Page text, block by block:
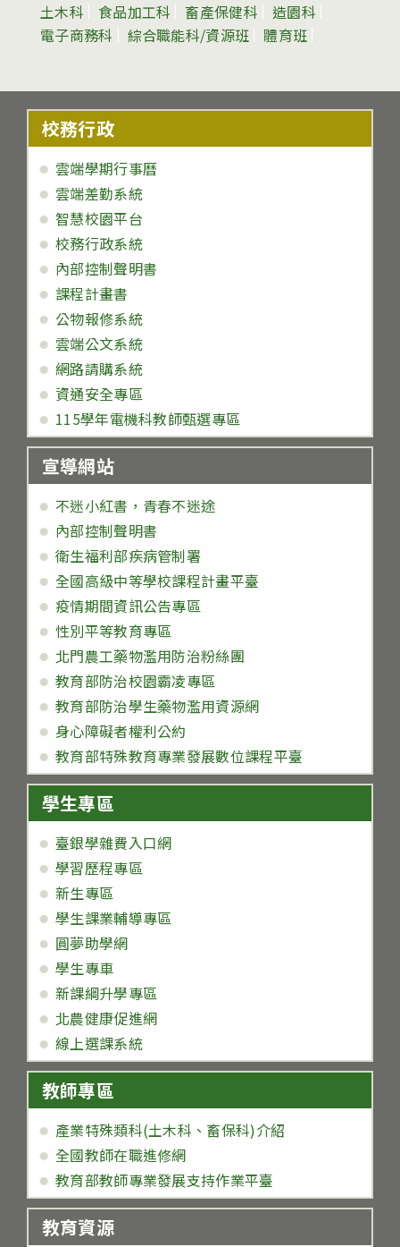
土木科 食品加工科 畜產保健科
造園科
電子商務科
綜合職能科/資源班 體育班
校務行政
雲端學期行事曆
雲端差勤系統
智慧校園平台
校務行政系統
內部控制聲明書
課程計畫書
公物報修系統
雲端公文系統
網路請購系統
資通安全專區
115學年電機科教師甄選專區
宣導網站
不迷小紅書，青春不迷途
內部控制聲明書
衛生福利部疾病管制署
全國高級中等學校課程計畫平臺
疫情期間資訊公告專區
性別平等教育專區
北門農工藥物濫用防治粉絲團
教育部防治校園霸凌專區
教育部防治學生藥物濫用資源網
身心障礙者權利公約
教育部特殊教育專業發展數位課程平臺
學生專區
臺銀學雜費入口網
學習歷程專區
新生專區
學生課業輔導專區
圓夢助學網
學生專車
新課綱升學專區
北農健康促進網
線上選課系統
教師專區
產業特殊類科(土木科、畜保科)介紹
全國教師在職進修網
教育部教師專業發展支持作業平臺
教育資源